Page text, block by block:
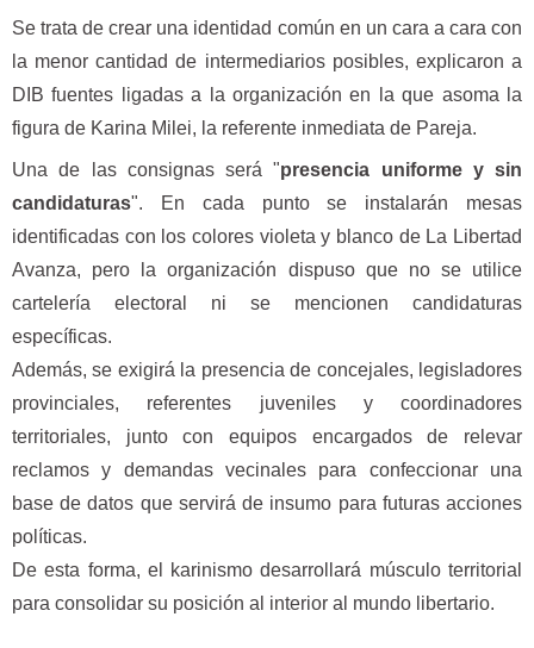
Se trata de crear una identidad común en un cara a cara con
la menor cantidad de intermediarios posibles, explicaron a
DIB fuentes ligadas a la organización en la que asoma la
figura de Karina Milei, la referente inmediata de Pareja.
Una de las consignas será "presencia uniforme y sin
candidaturas". En cada punto se instalarán mesas
identificadas con los colores violeta y blanco de La Libertad
Avanza, pero la organización dispuso que no se utilice
cartelería electoral ni se mencionen candidaturas
específicas.
Además, se exigirá la presencia de concejales, legisladores
provinciales, referentes juveniles y coordinadores
territoriales, junto con equipos encargados de relevar
reclamos y demandas vecinales para confeccionar una
base de datos que servirá de insumo para futuras acciones
políticas.
De esta forma, el karinismo desarrollará músculo territorial
para consolidar su posición al interior al mundo libertario.